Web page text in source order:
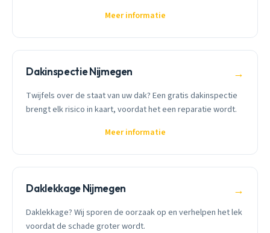
Meer informatie
Dakinspectie Nijmegen →
Twijfels over de staat van uw dak? Een gratis dakinspectie
brengt elk risico in kaart, voordat het een reparatie wordt.
Meer informatie
Daklekkage Nijmegen →
Daklekkage? Wij sporen de oorzaak op en verhelpen het lek
voordat de schade groter wordt.